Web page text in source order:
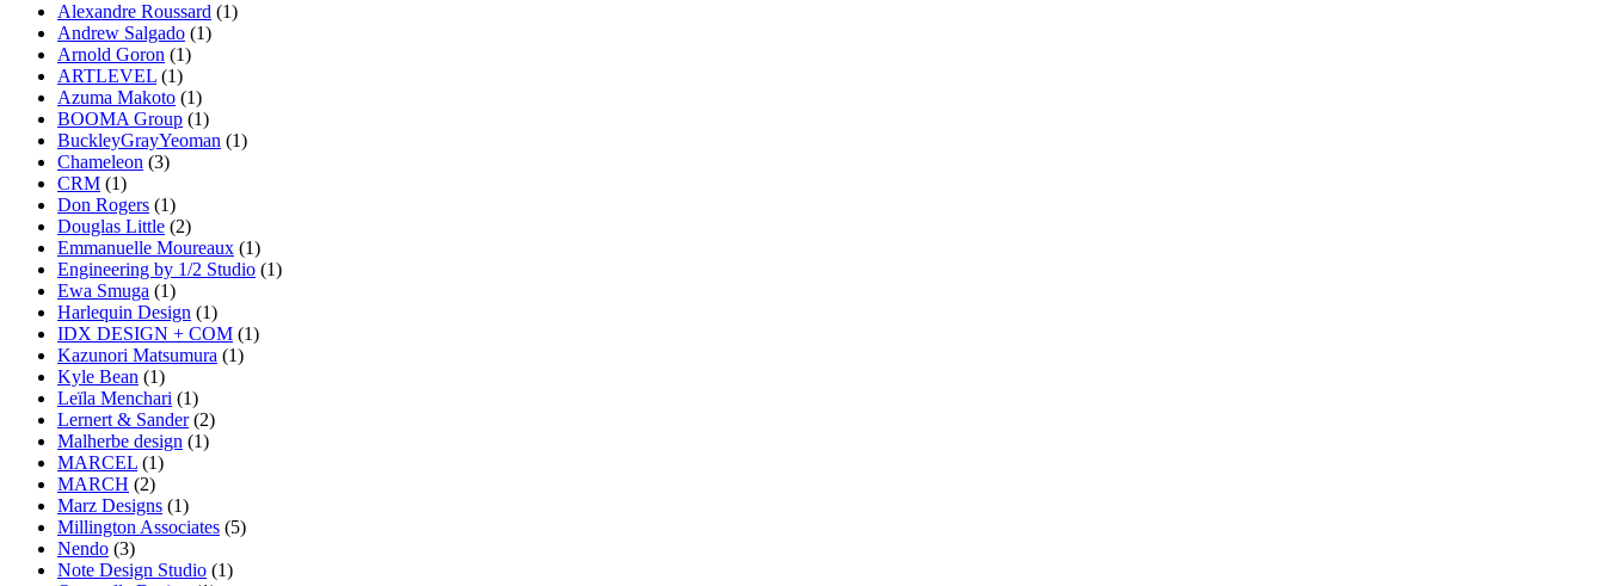
Alexandre Roussard (1)
Andrew Salgado (1)
Arnold Goron (1)
ARTLEVEL (1)
Azuma Makoto (1)
BOOMA Group (1)
BuckleyGrayYeoman (1)
Chameleon (3)
CRM (1)
Don Rogers (1)
Douglas Little (2)
Emmanuelle Moureaux (1)
Engineering by 1/2 Studio (1)
Ewa Smuga (1)
Harlequin Design (1)
IDX DESIGN + COM (1)
Kazunori Matsumura (1)
Kyle Bean (1)
Leïla Menchari (1)
Lernert & Sander(2)
Malherbe design (1)
MARCEL (1)
MARCH (2)
Marz Designs (1)
Millington Associates (5)
Nendo (3)
Note Design Studio (1)